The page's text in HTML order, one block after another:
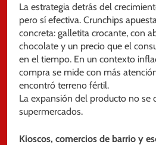
La estrategia detrás del
pero sí efectiva. Crunchips
concreta: galletita crocante, con
chocolate y un precio que el
en el tiempo. En un contexto
compra se mide con más
encontró terreno fértil.
La expansión del producto no se
supermercados.
Kioscos, comercios de barrio y